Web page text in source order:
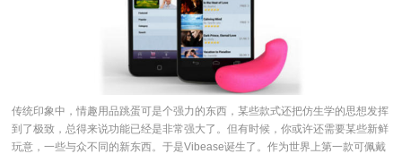
传统印象中，情趣用品跳蛋可是个强力的东西，某些款式还把仿生学的思想发挥
到了极致，总得来说功能已经是非常强大了。但有时候，你或许还需要某些新鲜
玩意，一些与众不同的新东西。于是Vibease诞生了。作为世界上第一款可佩戴